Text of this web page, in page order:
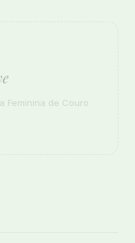
Feminina de Couro